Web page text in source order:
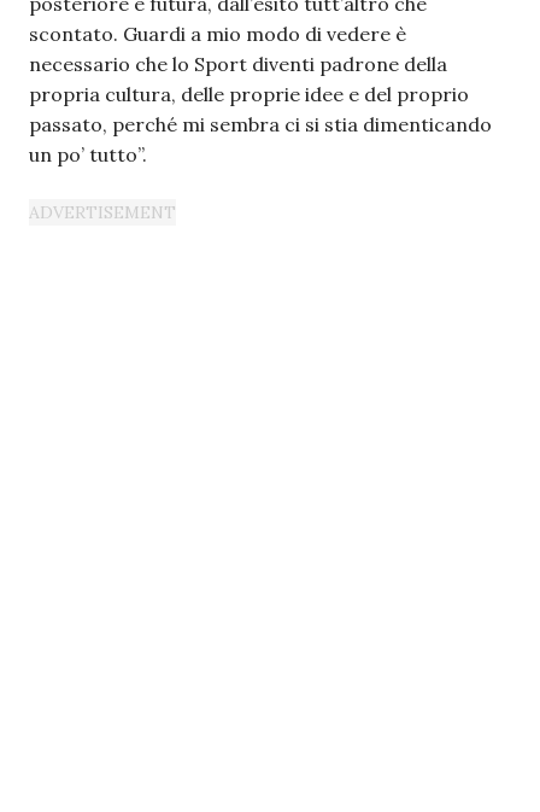
scontato. Guardi a mio modo di vedere è
necessario che lo Sport diventi padrone della
propria cultura, delle proprie idee e del proprio
passato, perché mi sembra ci si stia dimenticando
un po’ tutto”.